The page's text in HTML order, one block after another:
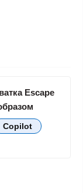
Escape
Copilot